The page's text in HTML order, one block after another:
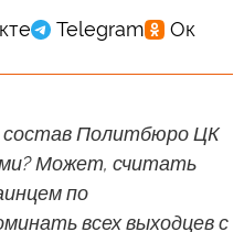
состав Политбюро ЦК
Может, считать
по
всех выходцев с